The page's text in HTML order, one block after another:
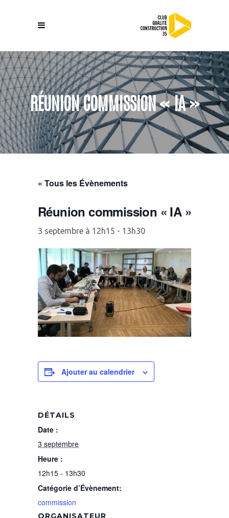
RÉUNION COMMISSION « IA »
« Tous les Évènements
Réunion commission « IA »
3 septembre à 12h15 - 13h30
Ajouter au calendrier
DÉTAILS
Date :
3 septembre
Heure :
12h15 - 13h30
Catégorie d’Évènement:
commission
ORGANISATEUR